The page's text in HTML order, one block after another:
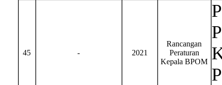
45 - 2021
Rancangan
Peraturan
Kepala BPOM